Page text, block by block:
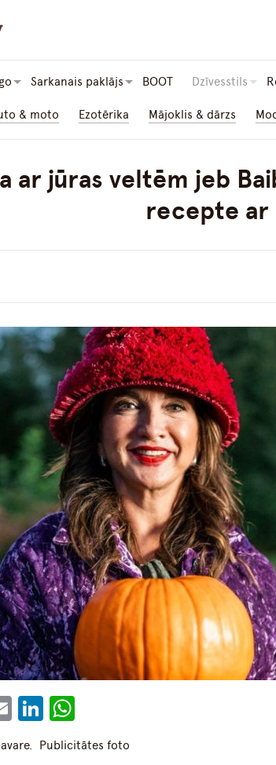
Sarkanais paklājs BOOT Dzīvesstils
& moto Ezotērika Mājoklis & dārzs
ar jūras veltēm jeb
recepte ar
EmailLinkedIn
Publicitātes foto